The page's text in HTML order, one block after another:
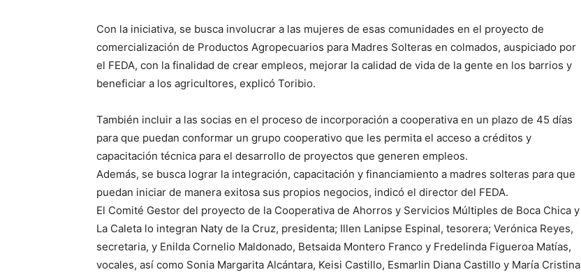
Con la iniciativa, se busca involucrar a las mujeres de esas comunidades en el proyecto de
comercialización de Productos Agropecuarios para Madres Solteras en colmados, auspiciado por
el FEDA, con la finalidad de crear empleos, mejorar la calidad de vida de la gente en los barrios y
beneficiar a los agricultores, explicó Toribio.
También incluir a las socias en el proceso de incorporación a cooperativa en un plazo de 45 días
para que puedan conformar un grupo cooperativo que les permita el acceso a créditos y
capacitación técnica para el desarrollo de proyectos que generen empleos.
Además, se busca lograr la integración, capacitación y financiamiento a madres solteras para que
puedan iniciar de manera exitosa sus propios negocios, indicó el director del FEDA.
El Comité Gestor del proyecto de la Cooperativa de Ahorros y Servicios Múltiples de Boca Chica y
La Caleta lo integran Naty de la Cruz, presidenta; Illen Lanipse Espinal, tesorera; Verónica Reyes,
secretaria, y Enilda Cornelio Maldonado, Betsaida Montero Franco y Fredelinda Figueroa Matías,
vocales, así como Sonia Margarita Alcántara, Keisi Castillo, Esmarlin Diana Castillo y María Cristina